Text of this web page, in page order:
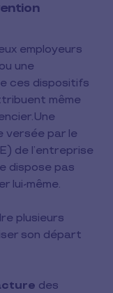
employeurs
une
ces dispositifs
même
versée par le
de l’entreprise
dispose pas
lui-même.
plusieurs
son départ
des